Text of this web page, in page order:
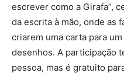
escrever como a Girafa”,
da escrita à mão, onde as
criarem uma carta para
desenhos. A participação
pessoa, mas é gratuito